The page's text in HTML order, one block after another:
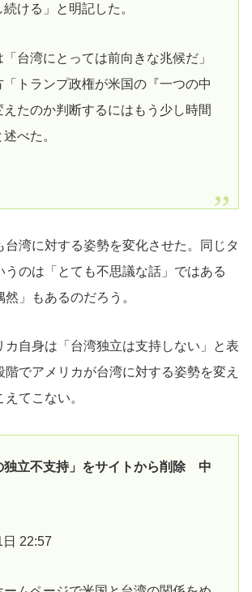
ける」と明記した。
台湾にとっては前向きな兆候だ」
「トランプ政権が米国の『一つの中
えたのか判断するにはもう少し時間
べた。
台湾に対する姿勢を変化させた。同じタ
うのは「とても不思議な話」ではある
」もあるのだろう。
カ自身は「台湾独立は支持しない」と表
階でアメリカが台湾に対する姿勢を変え
てこない。
独立不支持」をサイトから削除 中
22:57